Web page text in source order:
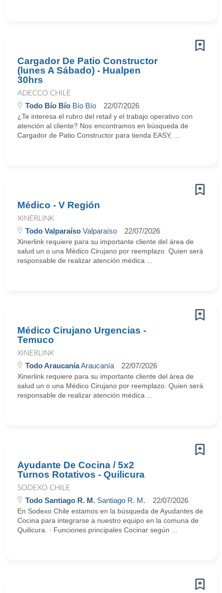
Cargador De Patio Constructor
(lunes A Sábado) - Hualpen
30hrs
ADECCO CHILE
Todo Bío Bío Bío Bío 22/07/2026
¿Te interesa el rubro del retail y el trabajo operativo con
atención al cliente? Nos encontramos en búsqueda de
Cargador de Patio Constructor para tienda EASY, ...
Médico - V Región
XINERLINK
Todo Valparaíso Valparaíso 22/07/2026
Xinerlink requiere para su importante cliente del área de
salud un o una Médico Cirujano por reemplazo. Quien será
responsable de realizar atención médica ...
Médico Cirujano Urgencias -
Temuco
XINERLINK
Todo AraucaníaAraucanía 22/07/2026
Xinerlink requiere para su importante cliente del área de
salud un o una Médico Cirujano por reemplazo. Quien será
responsable de realizar atención médica ...
Ayudante De Cocina / 5x2
Turnos Rotativos - Quilicura
SODEXO CHILE
Todo Santiago R. M. Santiago R. M. 22/07/2026
En Sodexo Chile estamos en la búsqueda de Ayudantes de
Cocina para integrarse a nuestro equipo en la comuna de
Quilicura. · Funciones principales Cocinar según ...